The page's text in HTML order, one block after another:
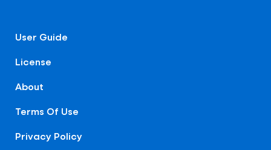
User Guide
License
About
Terms Of Use
Privacy Policy